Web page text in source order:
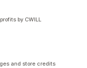
by CWILL
and store credits